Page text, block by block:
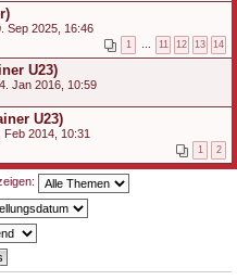
Sep 2025, 16:46
1 11 12 13 14
U23)
Jan 2016, 10:59
U23)
Feb 2014, 10:31
1 2